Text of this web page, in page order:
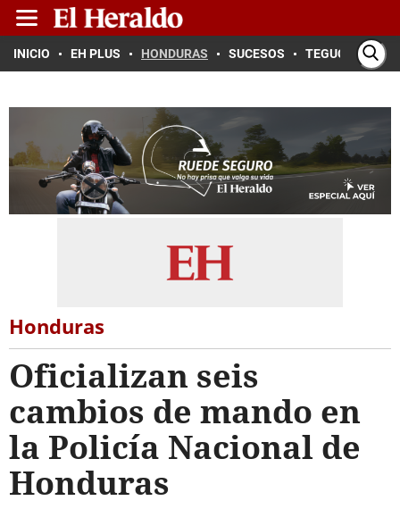
INICIO EH PLUS HONDURAS SUCESOS TEGUCIGALPA
Honduras
Oficializan seis
cambios de mando en
la Policía Nacional de
Honduras